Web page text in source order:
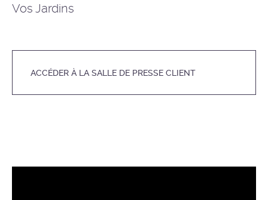
Vos Jardins
ACCÉDER À LA SALLE DE PRESSE CLIENT